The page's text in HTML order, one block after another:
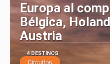
Europa al
Bélgica,
Austria
4 DESTINOS
Circuitos